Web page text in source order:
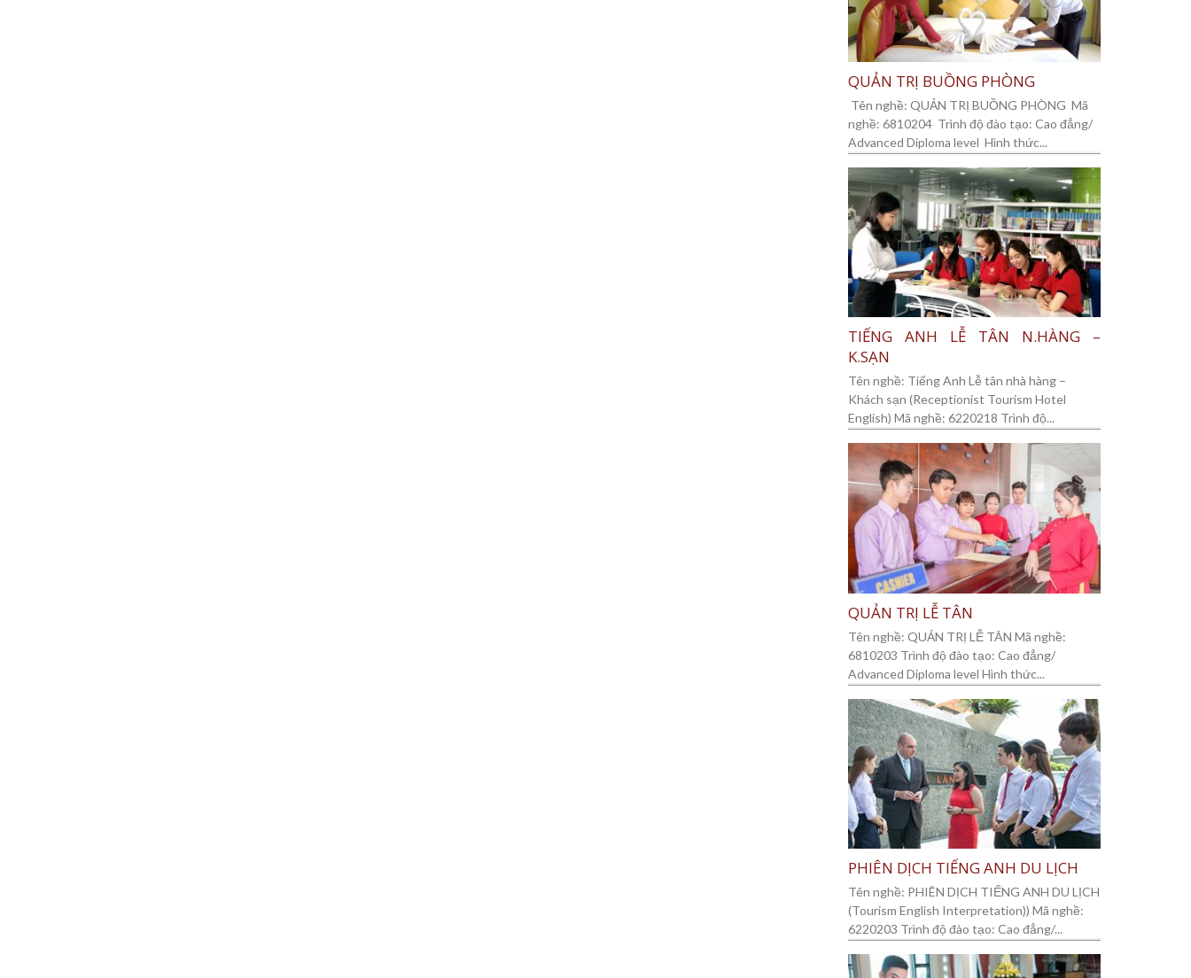
QUẢN TRỊ BUỒNG PHÒNG
Tên nghề: QUẢN TRỊ BUỒNG PHÒNG Mã
nghề: 6810204 Trình độ đào tạo: Cao đẳng/
Advanced Diploma level Hình thức...
TIẾNG ANH LỄ TÂN N.HÀNG –
K.SẠN
Tên nghề: Tiếng Anh Lễ tân nhà hàng –
Khách sạn (Receptionist Tourism Hotel
English) Mã nghề: 6220218 Trình độ...
QUẢN TRỊ LỄ TÂN
Tên nghề: QUẢN TRỊ LỄ TÂN Mã nghề:
6810203 Trình độ đào tạo: Cao đẳng/
Advanced Diploma level Hình thức...
PHIÊN DỊCH TIẾNG ANH DU LỊCH
Tên nghề: PHIÊN DỊCH TIẾNG ANH DU LỊCH
(Tourism English Interpretation)) Mã nghề:
6220203 Trình độ đào tạo: Cao đẳng/...